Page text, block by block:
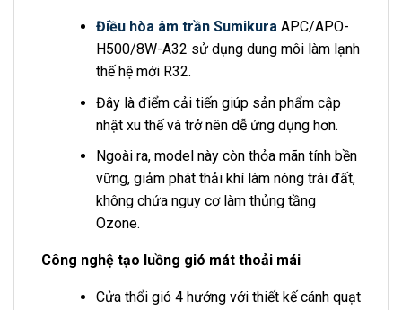
Điều hòa âm trần SumikuraAPC/APO-
H500/8W-A32 sử dụng dung môi làm lạnh
thế hệ mới R32.
Đây là điểm cải tiến giúp sản phẩm cập
nhật xu thế và trở nên dễ ứng dụng hơn.
Ngoài ra, model này còn thỏa mãn tính bền
vững, giảm phát thải khí làm nóng trái đất,
không chứa nguy cơ làm thủng tầng
Ozone.
Công nghệ tạo luồng gió mát thoải mái
Cửa thổi gió 4 hướng với thiết kế cánh quạt